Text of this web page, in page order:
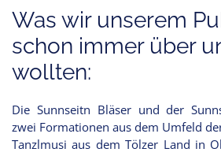
Was wir unserem
schon immer über
wollten:
Die Sunnseitn Bläser und der
zwei Formationen aus dem Umfeld
Tanzlmusi aus dem Tölzer Land in